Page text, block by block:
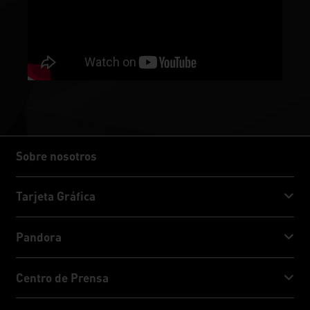
Sobre nosotros
Sobre nosotros
Tarjeta Gráfica
GeForce RTX™ 40 Series
GeForce RTX™ 30 Series
Pandora
NVIDIA Jetson Orin™ Nano Super
Centro de Prensa